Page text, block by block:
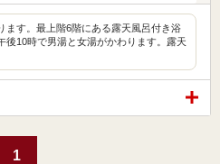
ます。最上階6階にある露天風呂付き浴
後10時で男湯と女湯がかわります。露天
1